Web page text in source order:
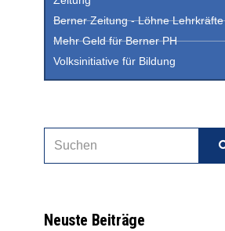
Berner Zeitung - Löhne Lehrkräfte
Mehr Geld für Berner PH
Volksinitiative für Bildung
Neuste Beiträge